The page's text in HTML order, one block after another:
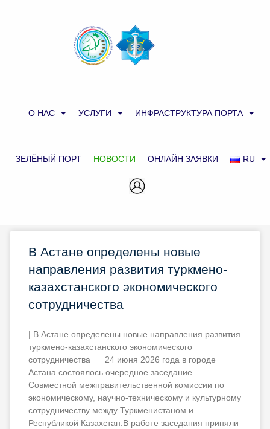
О НАС УСЛУГИ ИНФРАСТРУКТУРА ПОРТА
ЗЕЛЁНЫЙ ПОРТ НОВОСТИ ОНЛАЙН ЗАЯВКИ RU
В Астане определены новые
направления развития туркмено-
казахстанского экономического
сотрудничества
| В Астане определены новые направления развития
туркмено-казахстанского экономического
сотрудничества 24 июня 2026 года в городе
Астана состоялось очередное заседание
Совместной межправительственной комиссии по
экономическому, научно-техническому и культурному
сотрудничеству между Туркменистаном и
Республикой Казахстан.В работе заседания приняли